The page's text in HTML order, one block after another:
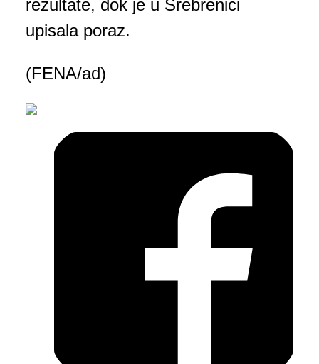
rezultate, dok je u Srebrenici
upisala poraz.
(FENA/ad)